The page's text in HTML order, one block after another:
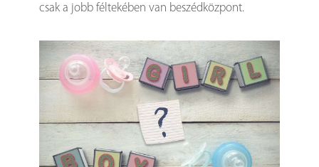
csak a jobb féltekében van beszédközpont.